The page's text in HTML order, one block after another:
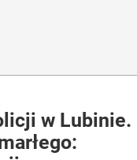
w Lubinie.